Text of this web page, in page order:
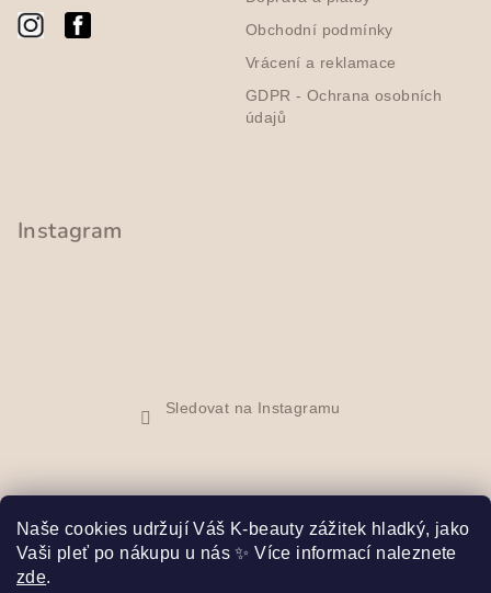
Naše cookies udržují Váš K-beauty zážitek hladký, jako
Vaši pleť po nákupu u nás ✨ Více informací naleznete
zde.
v
ý
p
i
s
Obchodní podmínky
Vrácení a reklamace
GDPR - Ochrana osobních
údajů
Instagram
Sledovat na Instagramu
Facebook